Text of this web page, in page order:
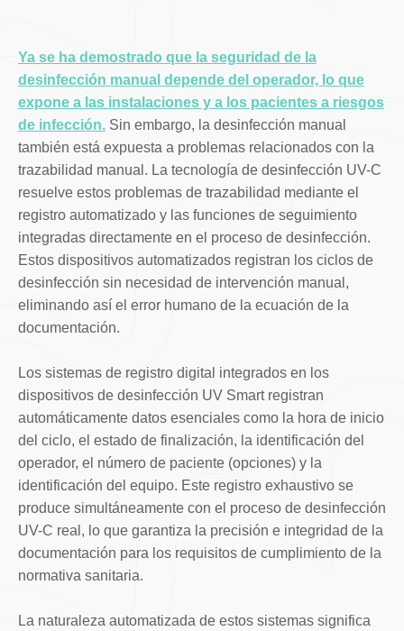
Ya se ha demostrado que la seguridad de la
desinfección manual depende del operador, lo que
expone a las instalaciones y a los pacientes a riesgos
de infección.Sin embargo, la desinfección manual
también está expuesta a problemas relacionados con la
trazabilidad manual. La tecnología de desinfección UV-C
resuelve estos problemas de trazabilidad mediante el
registro automatizado y las funciones de seguimiento
integradas directamente en el proceso de desinfección.
Estos dispositivos automatizados registran los ciclos de
desinfección sin necesidad de intervención manual,
eliminando así el error humano de la ecuación de la
documentación.
Los sistemas de registro digital integrados en los
dispositivos de desinfección UV Smart registran
automáticamente datos esenciales como la hora de inicio
del ciclo, el estado de finalización, la identificación del
operador, el número de paciente (opciones) y la
identificación del equipo. Este registro exhaustivo se
produce simultáneamente con el proceso de desinfección
UV-C real, lo que garantiza la precisión e integridad de la
documentación para los requisitos de cumplimiento de la
normativa sanitaria.
La naturaleza automatizada de estos sistemas significa